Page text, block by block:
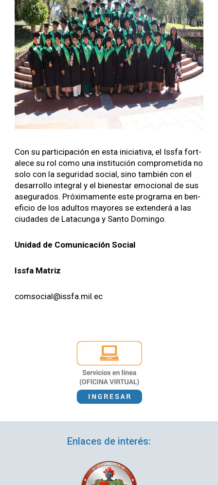
Con su par­tic­i­pación en esta ini­cia­ti­va, el Iss­fa for­t­
alece su rol como una insti­tu­ción com­pro­meti­da no
solo con la seguri­dad social, sino tam­bién con el
desar­rol­lo inte­gral y el bien­es­tar emo­cional de sus
ase­gu­ra­dos. Próx­i­ma­mente este pro­gra­ma en ben­
efi­cio de los adul­tos may­ores se exten­derá a las
ciu­dades de Lat­a­cun­ga y San­to Domin­go.
Unidad de Comu­ni­cación Social
Iss­fa Matriz
comsocial@issfa.mil.ec
Enlaces de interés: